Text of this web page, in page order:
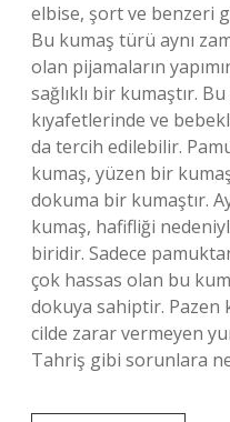
elbise, şort ve benzeri
Bu kumaş türü aynı
olan pijamaların
sağlıklı bir kumaştır.
kıyafetlerinde ve
da tercih edilebilir.
kumaş, yüzen bir
dokuma bir kumaştır.
kumaş, hafifliği
biridir. Sadece
çok hassas olan bu
dokuya sahiptir. Pazen
cilde zarar vermeyen
Tahriş gibi sorunlara